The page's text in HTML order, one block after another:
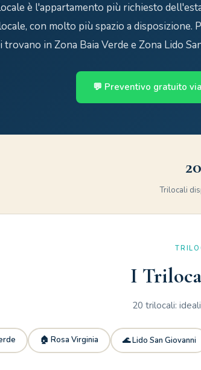
è l'appartamento più richiesto
con molto più spazio a
trovano in Zona Baia Verde e Zona Lido
💬 Preventivo gratuito
20
Trilocali
I
20 trilocali:
🏠 Rosa Virginia 🌊 Lido San Giovanni